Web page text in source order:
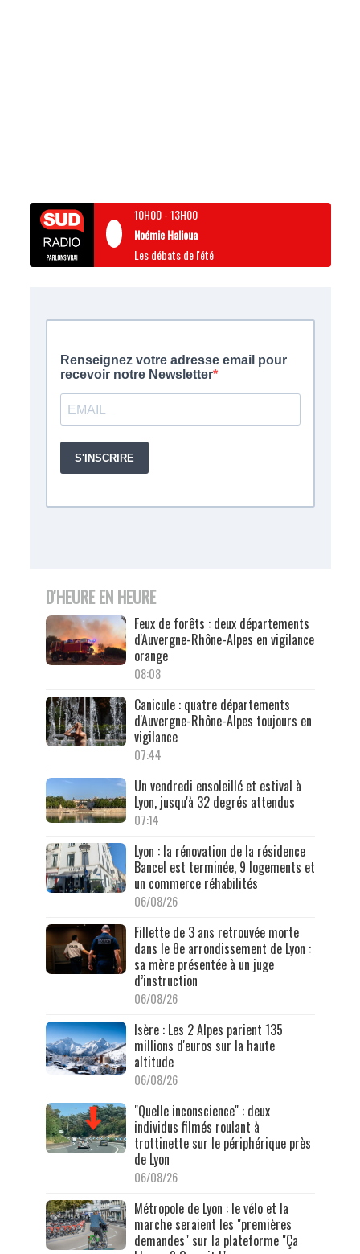
10H00-13H00
Noémie Halioua
Les débats de l'été
D'HEURE EN HEURE
Feux de forêts : deux départements
d'Auvergne-Rhône-Alpes en vigilance
orange
08:08
Canicule : quatre départements
d'Auvergne-Rhône-Alpes toujours en
vigilance
07:44
Un vendredi ensoleillé et estival à
Lyon, jusqu'à 32 degrés attendus
07:14
Lyon : la rénovation de la résidence
Bancel est terminée, 9 logements et
un commerce réhabilités
06/08/26
Fillette de 3 ans retrouvée morte
dans le 8e arrondissement de Lyon :
sa mère présentée à un juge
d’instruction
06/08/26
Isère : Les 2 Alpes parient 135
millions d'euros sur la haute
altitude
06/08/26
"Quelle inconscience" : deux
individus filmés roulant à
trottinette sur le périphérique près
de Lyon
06/08/26
Métropole de Lyon : le vélo et la
marche seraient les "premières
demandes" sur la plateforme "Ça